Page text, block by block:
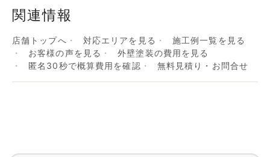
関連情報
店舗トップへ 対応エリアを見る
施工例一覧を見る
お客様の声を見る
外壁塗装の費用を見る
匿名30秒で概算費用を確認
無料見積り・お問合せ